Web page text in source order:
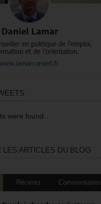
were found.
ARTICLES DU BLOG
Récents Commentaires